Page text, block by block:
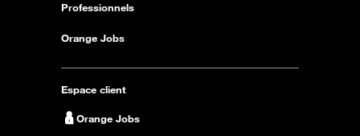
Professionnels
Orange Jobs
Espace client
Orange Jobs